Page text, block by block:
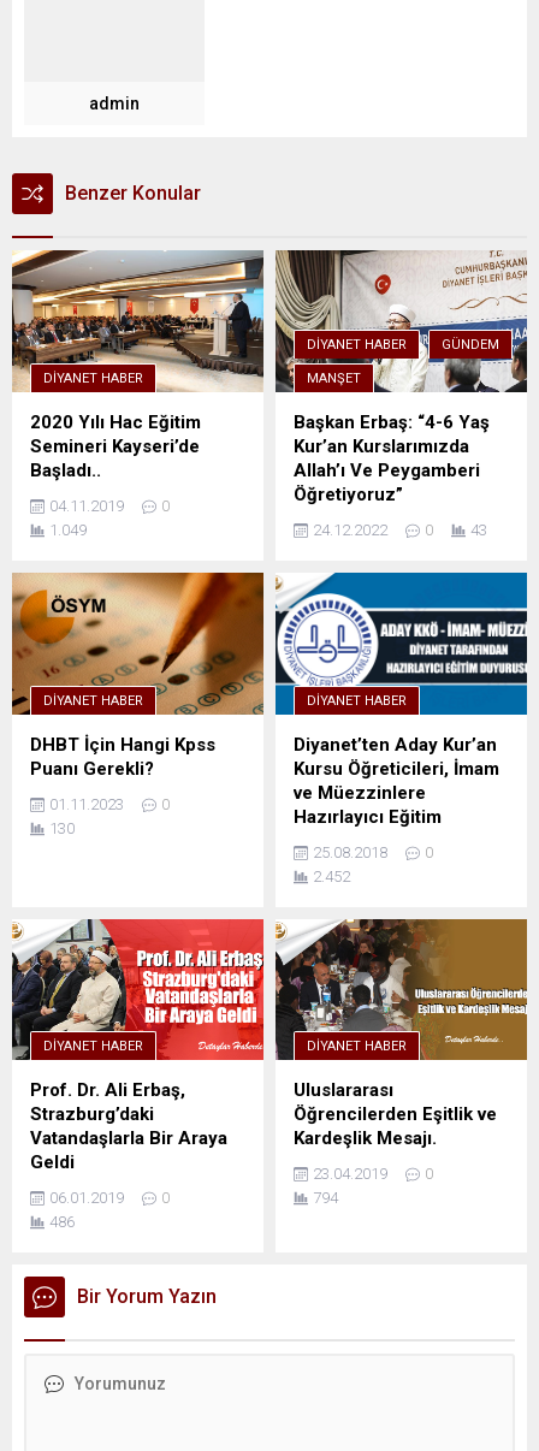
admin
Benzer Konular
DIYANET HABER
2020 Yılı Hac Eğitim
Semineri Kayseri’de
Başladı..
04.11.2019
0
1.049
DIYANET HABER GÜNDEM
MANŞET
Başkan Erbaş: “4-6 Yaş
Kur’an Kurslarımızda
Allah’ı Ve Peygamberi
Öğretiyoruz”
24.12.2022 0 43
DIYANET HABER
DHBT İçin Hangi Kpss
Puanı Gerekli?
01.11.2023
0
130
DIYANET HABER
Diyanet’ten Aday Kur’an
Kursu Öğreticileri, İmam
ve Müezzinlere
Hazırlayıcı Eğitim
25.08.2018
0
2.452
DIYANET HABER
Prof. Dr. Ali Erbaş,
Strazburg’daki
Vatandaşlarla Bir Araya
Geldi
06.01.2019
0
486
DIYANET HABER
Uluslararası
Öğrencilerden Eşitlik ve
Kardeşlik Mesajı.
23.04.2019
0
794
Bir Yorum Yazın